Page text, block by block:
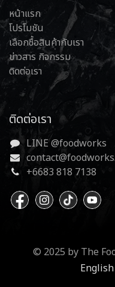
หน้าแรก
โปรโมชัน
เลือกซื้อสินค้ากับเรา
ข่าวสาร กิจกรรม
ติดต่อเรา
ติดต่อเรา
LINE @foodworks
+6683 818 7138
© 2025 by The